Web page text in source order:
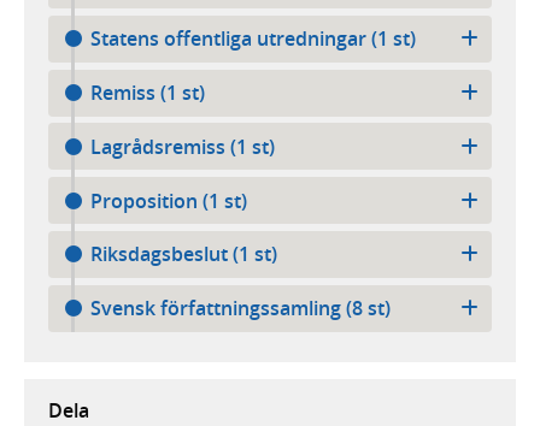
Statens offentliga utredningar (1 st)
Remiss (1 st)
Lagrådsremiss (1 st)
Proposition (1 st)
Riksdagsbeslut (1 st)
Svensk författningssamling (8 st)
Dela